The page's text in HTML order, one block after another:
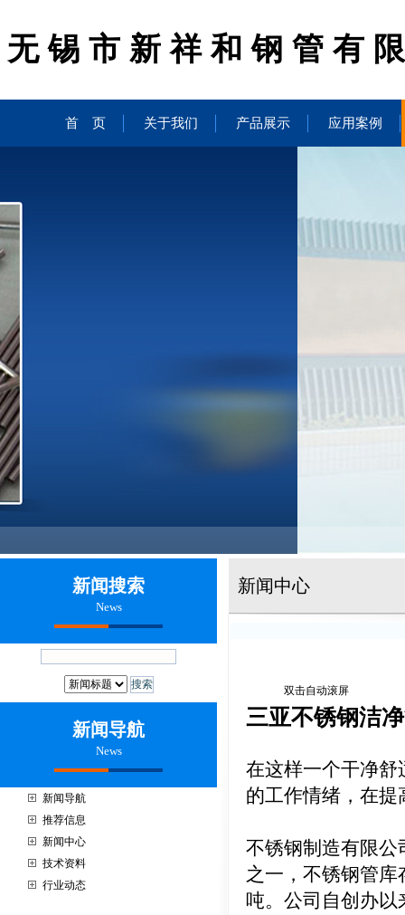
无锡市新祥和钢管有
首 页 关于我们 产品展示 应用案例
新闻搜索
News
新闻导航
News
新闻导航
推荐信息
新闻中心
技术资料
行业动态
新闻中心
双击自动滚屏
三亚不锈钢洁
在这样一个干净舒
的工作情绪，在
不锈钢制造有限公
之一，不锈钢管
吨。公司自创办以